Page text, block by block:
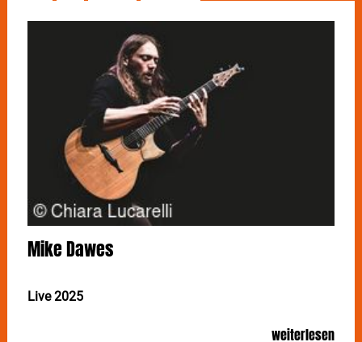
Mike Dawes
Live 2025
MIKE DAWES gilt als einer der kreativsten modernen
weiterlesen